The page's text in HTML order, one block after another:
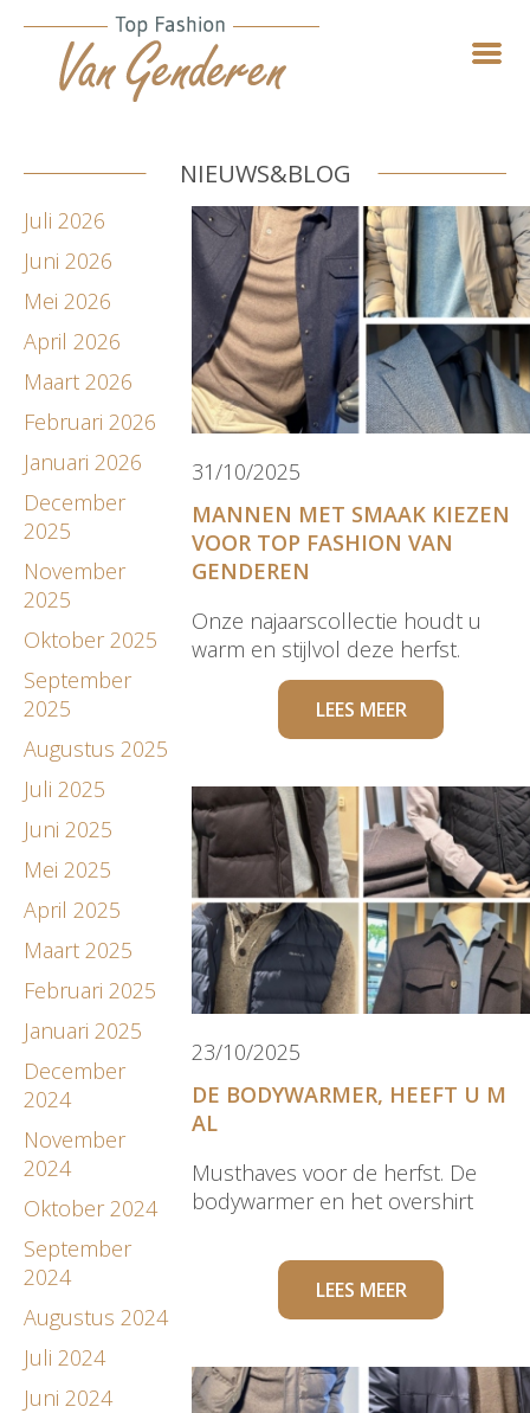
NIEUWS&BLOG
Juli 2026
Juni 2026
Mei 2026
April 2026
Maart 2026
Februari 2026
Januari 2026
December
2025
November
2025
Oktober 2025
September
2025
Augustus 2025
Juli 2025
Juni 2025
Mei 2025
April 2025
Maart 2025
Februari 2025
Januari 2025
December
2024
November
2024
Oktober 2024
September
2024
Augustus 2024
Juli 2024
Juni 2024
31/10/2025
MANNEN MET SMAAK KIEZEN
VOOR TOP FASHION VAN
GENDEREN
Onze najaarscollectie houdt u
warm en stijlvol deze herfst.
LEES MEER
23/10/2025
DE BODYWARMER, HEEFT U M
AL
Musthaves voor de herfst. De
bodywarmer en het overshirt
LEES MEER